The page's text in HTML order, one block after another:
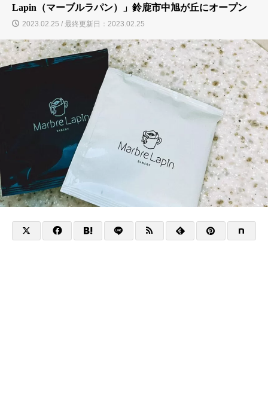
Lapin（マーブルラパン）」鈴鹿市中旭が丘にオープン
2023.02.25 / 最終更新日：2023.02.25